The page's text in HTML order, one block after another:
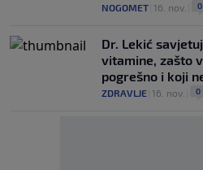
NOGOMET 16. nov. 0
Dr. Lekić
vitamine, zašto
pogrešno i koji
ZDRAVLJE 16. nov. 0